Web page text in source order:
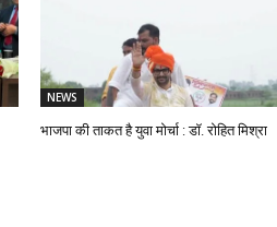
NEWS
भाजपा की ताकत है युवा मोर्चा : डॉ. रोहित मिश्रा